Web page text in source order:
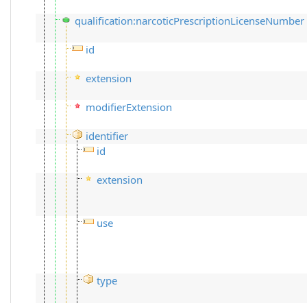
qualification:narcoticPrescriptionLicenseNumber
id
extension
modifierExtension
identifier
id
extension
use
type